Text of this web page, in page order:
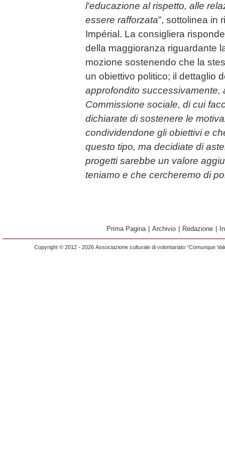
l'educazione al rispetto, alle
essere rafforzata”, sottolinea in
Impérial. La consigliera
della maggioranza riguardante
mozione sostenendo che la
un obiettivo politico; il dettaglio
approfondito successivamente,
Commissione sociale, di cui
dichiarate di sostenere le
condividendone gli obiettivi e
questo tipo, ma decidiate di
progetti sarebbe un valore
teniamo e che cercheremo di
Prima Pagina Archivio Redazione
Copyright © 2012 - 2026 Associazione culturale di volontariato “Comunque